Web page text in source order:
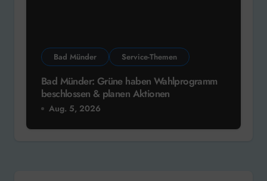
Bad Münder Service-Themen
Bad Münder: Grüne haben Wahlprogramm
beschlossen & planen Aktionen
Aug. 5, 2026